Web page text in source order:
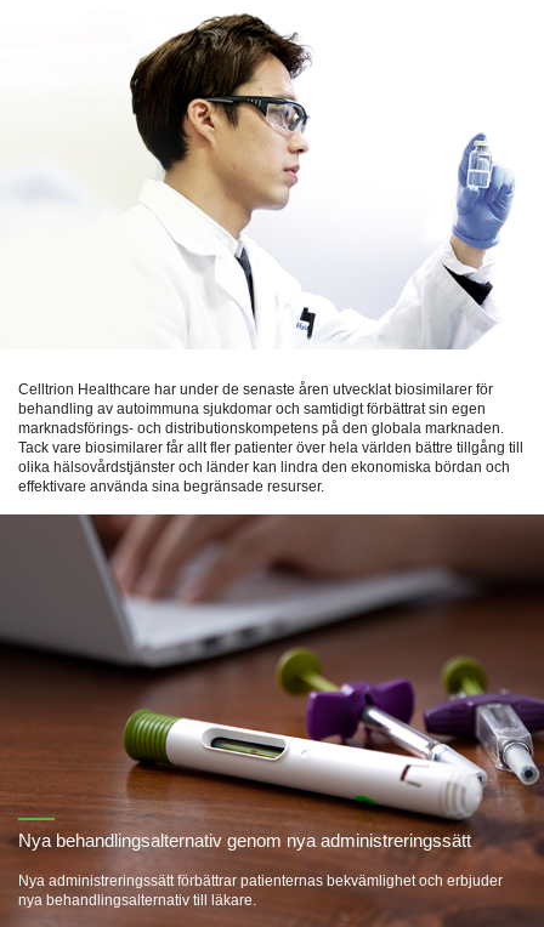
Celltrion Healthcare har under de senaste åren utvecklat biosimilarer för
behandling av autoimmuna sjukdomar och samtidigt förbättrat sin egen
marknadsförings- och distributionskompetens på den globala marknaden.
Tack vare biosimilarer får allt fler patienter över hela världen bättre tillgång till
olika hälsovårdstjänster och länder kan lindra den ekonomiska bördan och
effektivare använda sina begränsade resurser.
Nya behandlingsalternativ genom nya administreringssätt
Nya administreringssätt förbättrar patienternas bekvämlighet och erbjuder
nya behandlingsalternativ till läkare.